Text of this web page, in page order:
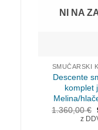
NI NA
SMUČARSKI
Descente
komplet
Melina/
1.360,00€
z